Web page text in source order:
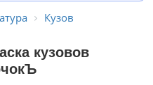
Кузов
кузовов